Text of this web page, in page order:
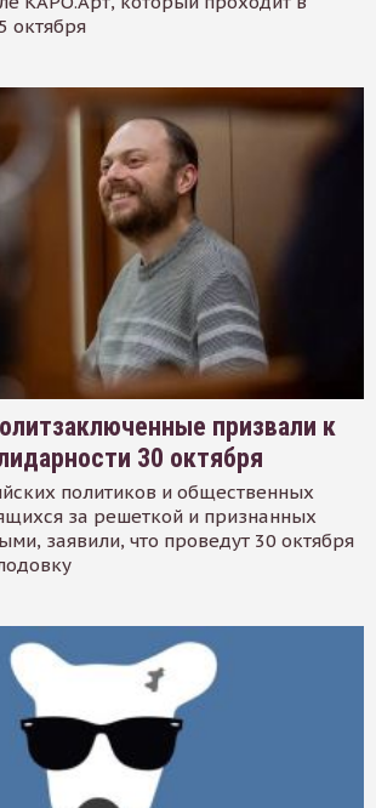
октября
призвали к
30 октября
политиков и общественных
за решеткой и признанных
заявили, что проведут 30 октября